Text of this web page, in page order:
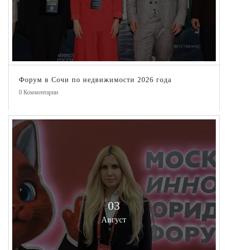
Форум в Сочи по недвижимости 2026 года
0 Комментарии
03
Август